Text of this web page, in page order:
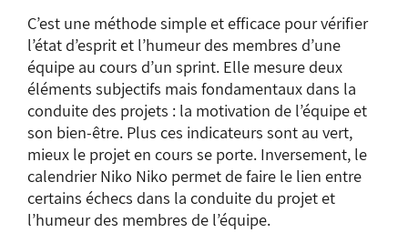
C’est une méthode simple et efficace pour vérifier
l’état d’esprit et l’humeur des membres d’une
équipe au cours d’un sprint. Elle mesure deux
éléments subjectifs mais fondamentaux dans la
conduite des projets : la motivation de l’équipe et
son bien-être. Plus ces indicateurs sont au vert,
mieux le projet en cours se porte. Inversement, le
calendrier Niko Niko permet de faire le lien entre
certains échecs dans la conduite du projet et
l’humeur des membres de l’équipe.